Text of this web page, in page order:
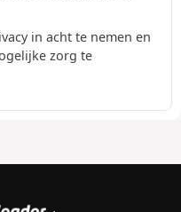
in acht te nemen en
zorg te